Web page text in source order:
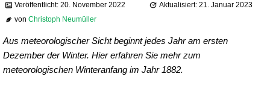
Veröffentlicht: 20. November 2022
Aktualisiert: 21. Januar 2023
vonChristoph Neumüller
Aus meteorologischer Sicht beginnt jedes Jahr am ersten
Dezember der Winter. Hier erfahren Sie mehr zum
meteorologischen Winteranfang im Jahr 1882.